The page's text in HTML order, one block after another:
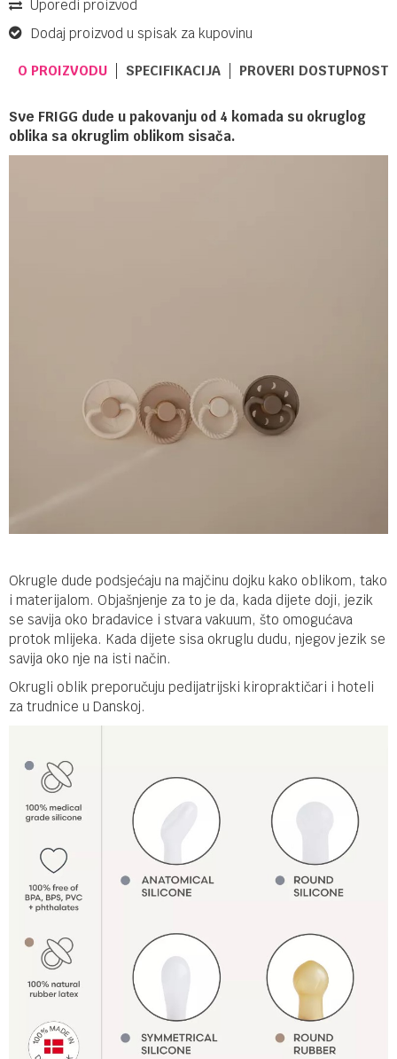
Uporedi proizvod
Dodaj proizvod u spisak za kupovinu
O PROIZVODU SPECIFIKACIJA PROVERI DOSTUPNOST
Sve FRIGG dude u pakovanju od 4 komada su okruglog
oblika sa okruglim oblikom sisača.
Okrugle dude podsjećaju na majčinu dojku kako oblikom, tako
i materijalom. Objašnjenje za to je da, kada dijete doji, jezik
se savija oko bradavice i stvara vakuum, što omogućava
protok mlijeka. Kada dijete sisa okruglu dudu, njegov jezik se
savija oko nje na isti način.
Okrugli oblik preporučuju pedijatrijski kiropraktičari i hoteli
za trudnice u Danskoj.